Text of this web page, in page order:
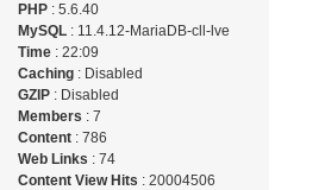
PHP: 5.6.40
MySQL: 11.4.12-MariaDB-cll-lve
Time: 22:09
Caching: Disabled
GZIP: Disabled
Members : 7
Content: 786
Web Links : 74
Content View Hits : 20004506